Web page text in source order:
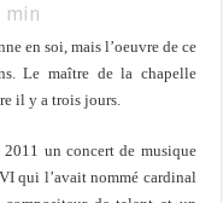
min
en soi, mais l’oeuvre de ce
Le maître de la chapelle
il y a trois jours.
un concert de musique
qui l’avait nommé cardinal